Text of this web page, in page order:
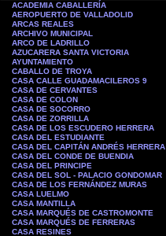
ACADEMIA CABALLERÍA
AEROPUERTO DE VALLADOLID
ARCAS REALES
ARCHIVO MUNICIPAL
ARCO DE LADRILLO
AZUCARERA SANTA VICTORIA
AYUNTAMIENTO
CABALLO DE TROYA
CASA CALLE GUADAMACILEROS 9
CASA DE CERVANTES
CASA DE COLON
CASA DE SOCORRO
CASA DE ZORRILLA
CASA DE LOS ESCUDERO HERRERA
CASA DEL ESTUDIANTE
CASA DEL CAPITÁN ANDRÉS HERRERA
CASA DEL CONDE DE BUENDIA
CASA DEL PRINCIPE
CASA DEL SOL - PALACIO GONDOMAR
CASA DE LOS FERNÁNDEZ MURAS
CASA LUELMO
CASA MANTILLA
CASA MARQUÉS DE CASTROMONTE
CASA MARQUÉS DE FERRERAS
CASA RESINES